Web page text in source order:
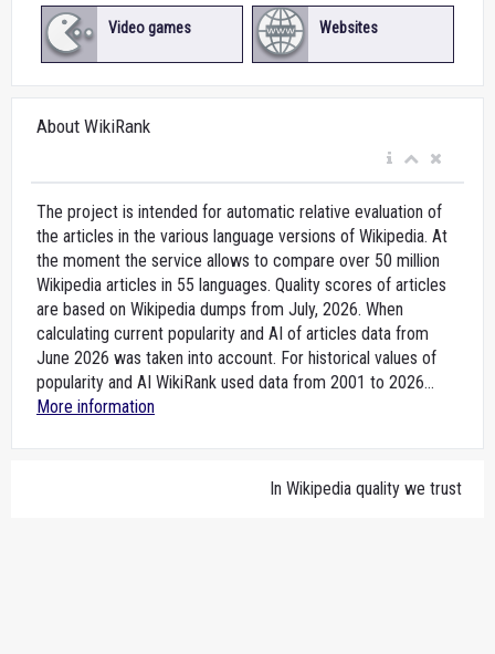
Video games Websites
About WikiRank
The project is intended for automatic relative evaluation of
the articles in the various language versions of Wikipedia. At
the moment the service allows to compare over 50 million
Wikipedia articles in 55 languages. Quality scores of articles
are based on Wikipedia dumps from July, 2026. When
calculating current popularity and AI of articles data from
June 2026 was taken into account. For historical values of
popularity and AI WikiRank used data from 2001 to 2026...
More information
In Wikipedia quality we trust